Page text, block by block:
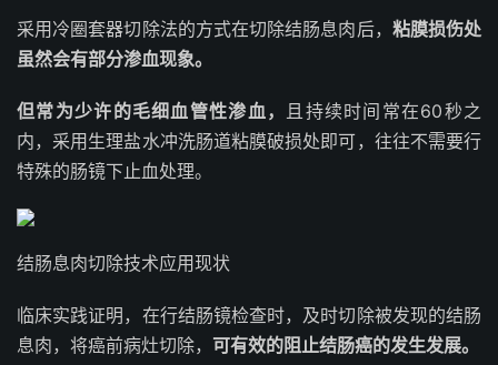
采用冷圈套器切除法的方式在切除结肠息肉后， 粘膜损伤处
虽然会有部分渗血现象。
但常为少许的毛细血管性渗血， 且持续时间常在60秒之
内，采用 生理盐水冲洗肠道粘膜破损处即可，往往不需要行
特殊的肠镜下止血处理。
结肠息肉切除技术应用现状
临床实践证明，在行结肠镜检查时，及时切除被发现的结肠
息肉，将癌前病灶切除， 可有效的阻止结肠癌的发生发展。